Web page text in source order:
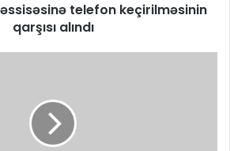
telefon keçirilməsinin
qarşısı alındı